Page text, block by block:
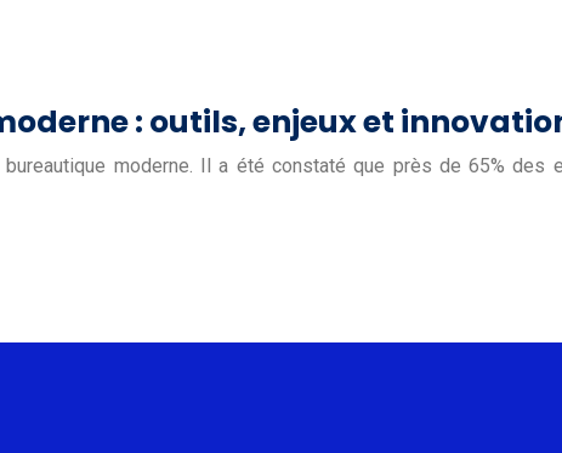
: outils, enjeux et
moderne. Il a été constaté que près de 65% des